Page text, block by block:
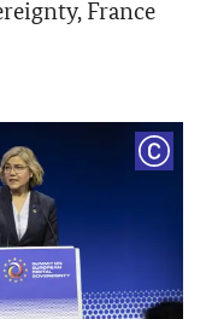
France